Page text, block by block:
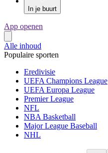
In je buurt
App openen
Alle inhoud
Populaire sporten
Eredivisie
UEFA Champions League
UEFA Europa League
Premier League
NFL
NBA Basketball
Major League Baseball
NHL